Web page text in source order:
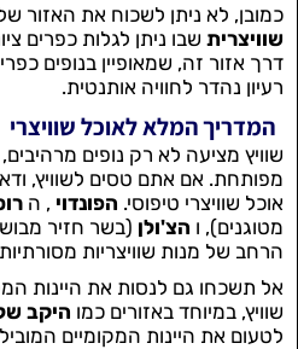
כמובן, לא ניתן לשכוח את האזור
שוויצרית שבו ניתן לגלות כפרים
דרך אזור זה, שמאופיין בנופים
רעיון נהדר לחוויה אותנטית.
המדריך המלא לאוכל שוויצרי
שוויץ מציעה לא רק נופים
מפותחת. אם אתם טסים לשוויץ,
אוכל שוויצרי טיפוסי. הפונדוי , ה
מטוגנים), ו הצ'ולן (בשר חזיר
הרחב של מנות שוויצריות
אל תשכחו גם לנסות את היינות
שוויץ, במיוחד באזורים כמו היקב של
לטעום את היינות המקומיים